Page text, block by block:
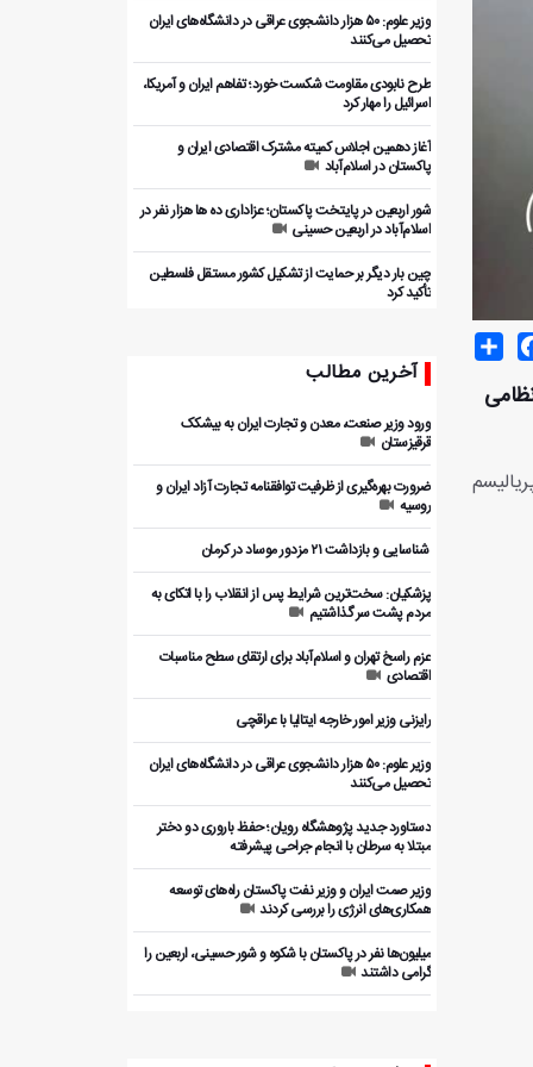
Share
وزیر علوم: ۵۰ هزار دانشجوی عراقی در دانشگاه‌های ایران
تحصیل می‌کنند
طرح نابودی مقاومت شکست خورد؛ تفاهم ایران و آمریکا،
اسرائیل را مهار کرد
آغاز دهمین اجلاس کمیته مشترک اقتصادی ایران و
پاکستان در اسلام‌آباد
شور اربعین در پایتخت پاکستان؛ عزاداری ده ها هزار نفر در
اسلام‌آباد در اربعین حسینی
چین بار دیگر بر حمایت از تشکیل کشور مستقل فلسطین
تأکید کرد
آخرین مطالب
ورود وزیر صنعت، معدن و تجارت ایران به بیشکک
قرقیزستان
ضرورت بهره‌گیری از ظرفیت توافقنامه تجارت آزاد ایران و
روسیه
️ شناسایی و بازداشت ۲۱ مزدور موساد در کرمان
پزشکیان: سخت‌ترین شرایط پس از انقلاب را با اتکای به
مردم پشت سر گذاشتیم
عزم راسخ تهران و اسلام‌آباد برای ارتقای سطح مناسبات
اقتصادی
رایزنی وزیر امور خارجه ایتالیا با عراقچی
وزیر علوم: ۵۰ هزار دانشجوی عراقی در دانشگاه‌های ایران
تحصیل می‌کنند
دستاورد جدید پژوهشگاه رویان؛ حفظ باروری دو دختر
مبتلا به سرطان با انجام جراحی پیشرفته
وزیر صمت ایران و وزیر نفت پاکستان راه‌های توسعه
همکاری‌های انرژی را بررسی کردند
میلیون‌ها نفر در پاکستان با شکوه و شور حسینی، اربعین را
گرامی داشتند